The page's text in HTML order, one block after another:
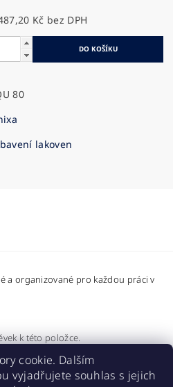
9 487,20 Kč bez DPH
80
lakoven
a organizované pro každou práci v
k této položce.
cookie. Dalším
vyjadřujete souhlas s jejich